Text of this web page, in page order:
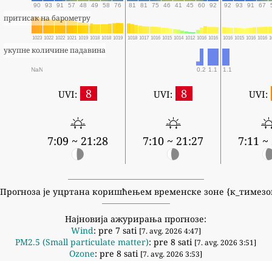
90 93 91 57 48 49 58 76 81 81 75 46 41 45 60 92 92 93 91 67
притисак на барометру
1023 1022 1022 1021 1019 1018 1018 1019 1018 1017 1016 1015 1014 1012 1016 1016 1016 1015 1016 1016
укупне количине падавина
NaN 0.2 1.1 1.1
UVI: 8
7:09 ~ 21:28
UVI: 8
7:10 ~ 21:27
UVI:
7:11 ~
Прогноза је уцртана коришћењем временске зоне
Најновија ажурирања прогнозе:
Wind: pre 7 sati [7. avg. 2026 4:47]
PM2.5 (Small particulate matter): pre 8 sati [7. avg. 2026 3:51]
Ozone: pre 8 sati [7. avg. 2026 3:53]